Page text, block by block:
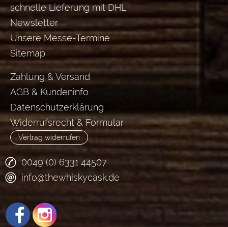
schnelle Lieferung mit DHL
Newsletter
Unsere Messe-Termine
Sitemap
Zahlung & Versand
AGB & Kundeninfo
Datenschutzerklärung
Widerrufsrecht & Formular
Vertrag widerrufen
0049 (0) 6331 44507
info@thewhiskycask.de